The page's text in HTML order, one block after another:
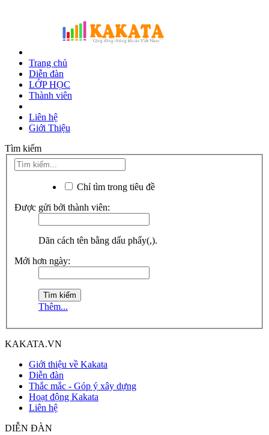
Trang chủ
Diễn đàn
LỚP HỌC
Thành viên
Liên hệ
Giới Thiệu
Tìm kiếm
Chỉ tìm trong tiêu đề
Được gửi bởi thành viên:
Dãn cách tên bằng dấu phẩy(,).
Mới hơn ngày:
Thêm...
KAKATA.VN
Giới thiệu về Kakata
Diễn đàn
Thắc mắc - Góp ý xây dựng
Hoạt động Kakata
Liên hệ
DIỄN ĐÀN